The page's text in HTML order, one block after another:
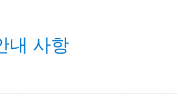
내 사항